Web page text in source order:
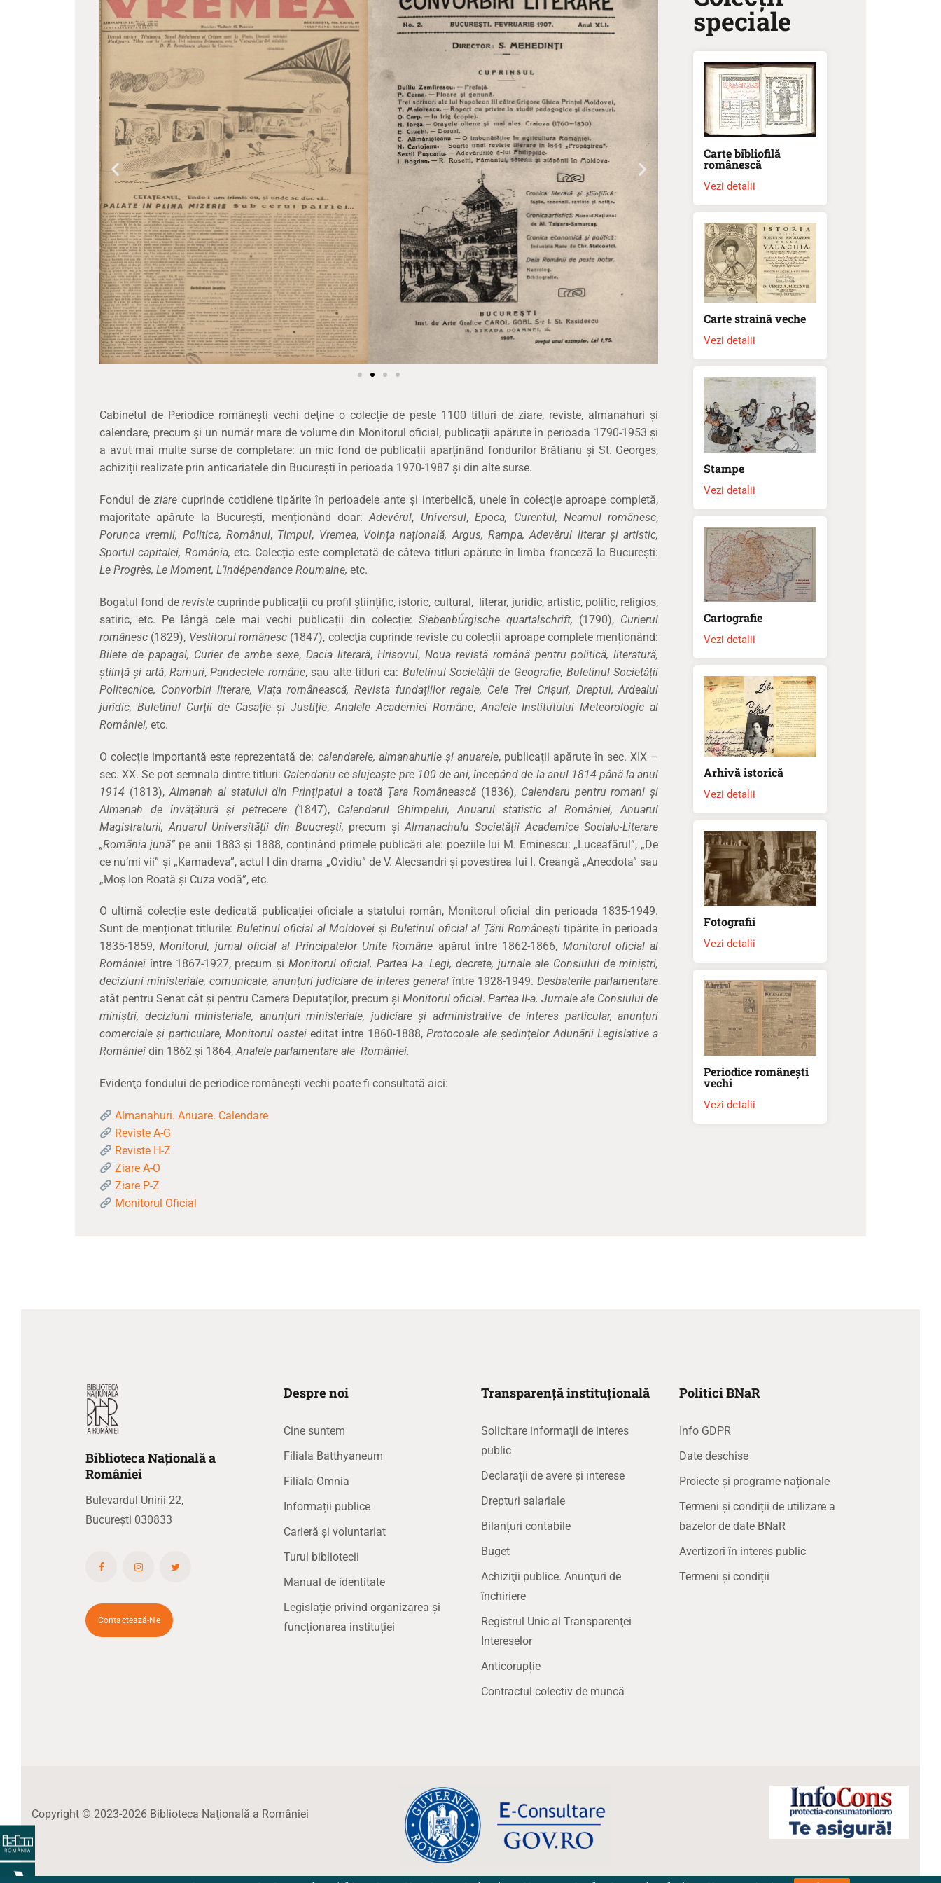
SPAȚII
NOUTĂȚI
Cabinetul de Periodice româneşti vechi deţine o colecție de peste 1100 titluri de ziare, reviste, almanahuri și
calendare, precum și un număr mare de volume din Monitorul oficial, publicații apărute în perioada 1790-1953 și
a avut mai multe surse de completare: un mic fond de publicații aparținând fondurilor Brătianu și St. Georges,
achiziții realizate prin anticariatele din București în perioada 1970-1987 și din alte surse.
Fondul de ziarecuprinde cotidiene tipărite în perioadele ante şi interbelică, unele în colecţie aproape completă,
majoritate apărute la Bucureşti, menționând doar:Adevĕrul, Universul,Epoca, Curentul, Neamul românesc,
Porunca vremii, Politica, Românul, Timpul, Vremea, Voința națională, Argus, Rampa,Adevĕrul literar și artistic,
Sportul capitalei, România, etc. Colecția este completată de câteva titluri apărute în limba franceză la București:
Le Progrès, Le Moment, L’indépendance Roumaine, etc.
Bogatul fond de revistecuprinde publicații cu profil științific, istoric, cultural, literar, juridic, artistic, politic, religios,
satiric, etc. Pe lângă cele mai vechi publicații din colecție:Siebenbǘrgische quartalschrift, (1790), Curierul
românesc (1829), Vestitorul românesc (1847), colecţia cuprinde reviste cu colecții aproape complete menționând:
Bilete de papagal, Curier de ambe sexe, Dacia literară, Hrisovul, Noua revistă română pentru politică, literatură,
ştiinţă şi artă,Ramuri,Pandectele române, sau alte titluri ca: Buletinul Societății de Geografie, Buletinul Societății
Politecnice, Convorbiri literare, Viața românească, Revista fundațiilor regale, Cele Trei Crișuri, Dreptul, Ardealul
juridic, Buletinul Curţii de Casaţie şi Justiţie,Analele Academiei Române,Analele Institutului Meteorologic al
României, etc.
O colecție importantă este reprezentată de: calendarele, almanahurile și anuarele, publicații apărute în sec. XIX –
sec. XX. Se pot semnala dintre titluri: Calendariu ce slujeaşte pre 100 de ani, începând de la anul 1814 până la anul
1914 (1813), Almanah al statului din Prinţipatul a toată Ţara Românească(1836), Calendaru pentru romani și
Almanah de învăţătură şi petrecere (1847), Calendarul Ghimpelui, Anuarul statistic al României, Anuarul
Magistraturii, Anuarul Universității din Buucrești, precum și Almanachulu Societăţii Academice Socialu-Literare
„Romănia jună” pe anii 1883 și 1888, conținând primele publicări ale: poeziile lui M. Eminescu: „Luceafărul”, „De
ce nu’mi vii” şi „Kamadeva”, actul I din drama „Ovidiu” de V. Alecsandri și povestirea lui I. Creangă „Anecdota” sau
„Moş Ion Roată şi Cuza vodă”, etc.
O ultimă colecție este dedicată publicației oficiale a statului român, Monitorul oficial din perioada 1835-1949.
Sunt de menționat titlurile: Buletinul oficial al Moldovei și Buletinul oficial al Țării Româneștitipărite în perioada
1835-1859,Monitorul, jurnal oficial al Principatelor Unite Române apărut între 1862-1866, Monitorul oficial al
României între 1867-1927, precum șiMonitorul oficial. Partea I-a. Legi, decrete, jurnale ale Consiului de miniștri,
deciziuni ministeriale, comunicate, anunțuri judiciare de interes general între 1928-1949. Desbaterile parlamentare
atât pentru Senat cât și pentru Camera Deputaților, precum șiMonitorul oficial.Partea II-a. Jurnale ale Consiului de
miniștri, deciziuni ministeriale, anunțuri ministeriale, judiciare și administrative de interes particular, anunțuri
comerciale și particulare, Monitorul oasteieditat între 1860-1888,Protocoale ale şedinţelor Adunării Legislative a
României din 1862 și 1864,Analele parlamentare ale României.
Evidenţa fondului de periodice româneşti vechi poate fi consultată aici:
Almanahuri. Anuare. Calendare
Reviste A-G
Reviste H-Z
Ziare A-O
Ziare P-Z
Monitorul Oficial
speciale
Carte bibliofilă
românescă
Vezi detalii
Carte straină veche
Vezi detalii
Stampe
Vezi detalii
Cartografie
Vezi detalii
Arhivă istorică
Vezi detalii
Fotografii
Vezi detalii
Periodice românești
vechi
Vezi detalii
BibliotecaNaționalăa
României
Bulevardul Unirii 22,
București 030833
Contactează-Ne
Despre noi
Cine suntem
Filiala Batthyaneum
Filiala Omnia
Informații publice
Carieră și voluntariat
Turul bibliotecii
Manual de identitate
Legislație privind organizarea și
funcționarea instituției
Transparență instituțională
Solicitare informaţii de interes
public
Declarații de avere și interese
Drepturi salariale
Bilanțuri contabile
Buget
Achiziţii publice. Anunţuri de
închiriere
Registrul Unic al Transparenţei
Intereselor
Anticorupție
Contractul colectiv de muncă
Politici BNaR
Info GDPR
Date deschise
Proiecte și programe naționale
Termeni și condiții de utilizare a
bazelor de date BNaR
Avertizori în interes public
Termeni și condiții
Copyright © 2023-2026 Biblioteca Naţională a României